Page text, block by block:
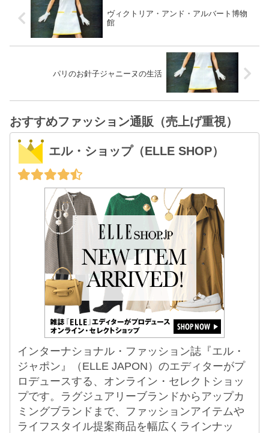
ヴィクトリア・アンド・アルバート博物
館
パリのお針子ジャニーヌの生活
おすすめファッション通販（売上げ重視）
エル・ショップ（ELLE SHOP）
インターナショナル・ファッション誌『エル・
ジャポン』（ELLE JAPON）のエディターがプ
ロデュースする、オンライン・セレクトショッ
プです。ラグジュアリーブランドからアップカ
ミングブランドまで、ファッションアイテムや
ライフスタイル提案商品を幅広くラインナッ